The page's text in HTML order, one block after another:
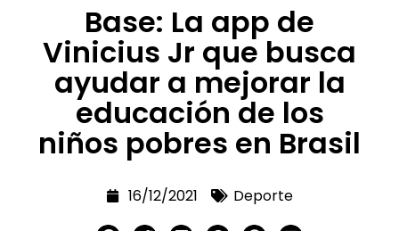
Base: La app de
Vinicius Jr que busca
ayudar a mejorar la
educación de los
niños pobres en Brasil
16/12/2021 Deporte